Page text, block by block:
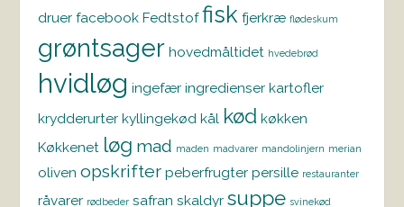
druer facebook Fedtstof fisk fjerkræ flødeskum
grøntsager hovedmåltidet hvedebrød
hvidløg ingefær ingredienser kartofler
krydderurter kyllingekød kål kød køkken
Køkkenet løg mad maden madvarer mandolinjern merian
oliven opskrifter peberfrugter persille restauranter
råvarer rødbeder safran skaldyr suppe svinekød